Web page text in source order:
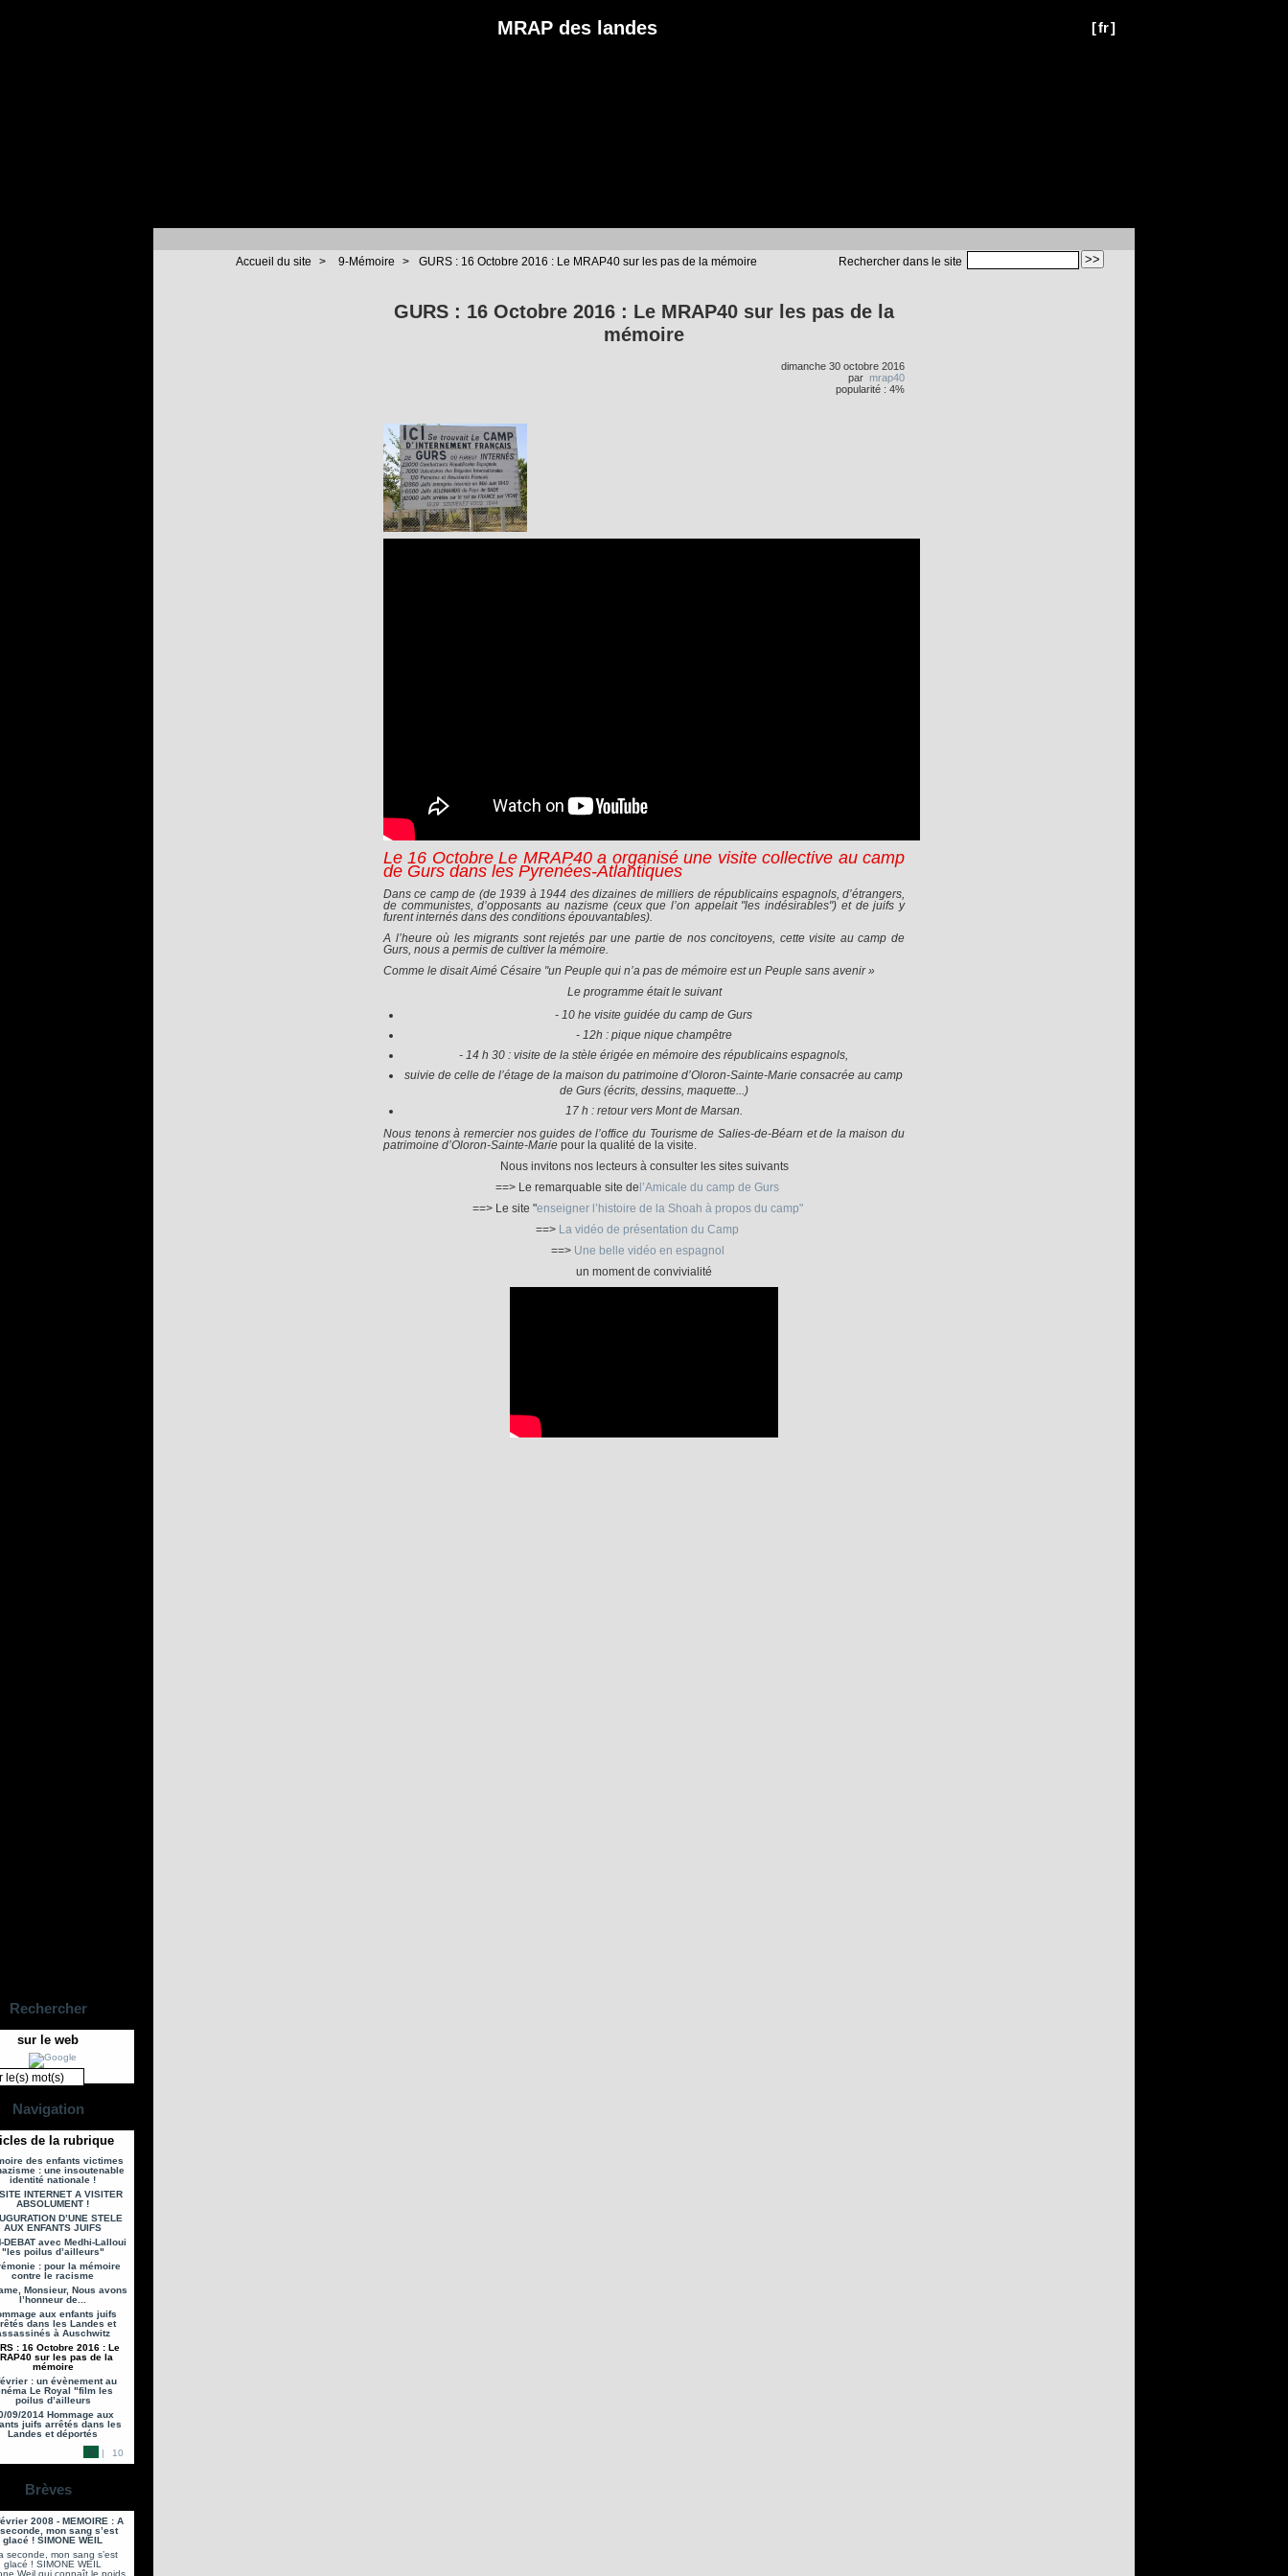
[fr]
MRAP des landes
Rechercher dans le site
Accueil du site > 9-Mémoire > GURS : 16 Octobre 2016 : Le MRAP40 sur les pas de la mémoire
GURS : 16 Octobre 2016 : Le MRAP40 sur les pas de la
mémoire
dimanche 30 octobre 2016
par mrap40
popularité : 4%
Le 16 Octobre Le MRAP40 a organisé une visite collective au camp
de Gurs dans les Pyrenées-Atlantiques
Dans ce camp de (de 1939 à 1944 des dizaines de milliers de républicains espagnols, d’étrangers,
de communistes, d’opposants au nazisme (ceux que l’on appelait "les indésirables") et de juifs y
furent internés dans des conditions épouvantables).
A l’heure où les migrants sont rejetés par une partie de nos concitoyens, cette visite au camp de
Gurs, nous a permis de cultiver la mémoire.
Comme le disait Aimé Césaire "un Peuple qui n’a pas de mémoire est un Peuple sans avenir »
Le programme était le suivant
- 10 he visite guidée du camp de Gurs
- 12h : pique nique champêtre
- 14 h 30 : visite de la stèle érigée en mémoire des républicains espagnols,
suivie de celle de l’étage de la maison du patrimoine d’Oloron-Sainte-Marie consacrée au camp
de Gurs (écrits, dessins, maquette...)
17 h : retour vers Mont de Marsan.
Nous tenons à remercier nos guides de l’office du Tourisme de Salies-de-Béarn et de la maison du
patrimoine d’Oloron-Sainte-Marie pour la qualité de la visite.
Nous invitons nos lecteurs à consulter les sites suivants
==> Le remarquable site de l’Amicale du camp de Gurs
==> Le site "enseigner l’histoire de la Shoah à propos du camp"
==> La vidéo de présentation du Camp
==> Une belle vidéo en espagnol
un moment de convivialité
Rechercher
sur le web
Navigation
de la rubrique
des enfants victimes
: une insoutenable
identité nationale !
INTERNET A VISITER
ABSOLUMENT !
D’UNE STELE
AUX ENFANTS JUIFS
DEBAT avec Medhi-Lalloui
"les poilus d’ailleurs"
: pour la mémoire
contre le racisme
Monsieur, Nous avons
l’honneur de...
aux enfants juifs
dans les Landes et
à Auschwitz
: 16 Octobre 2016 : Le
sur les pas de la
mémoire
: un évènement au
Le Royal "film les
poilus d’ailleurs
09/2014 Hommage aux
juifs arrêtés dans les
Landes et déportés
0
| 10
Brèves
2008 - MEMOIRE : A
mon sang s’est
glacé ! SIMONE WEIL
seconde, mon sang s’est
glacé ! SIMONE WEIL
Weil qui connaît le poids